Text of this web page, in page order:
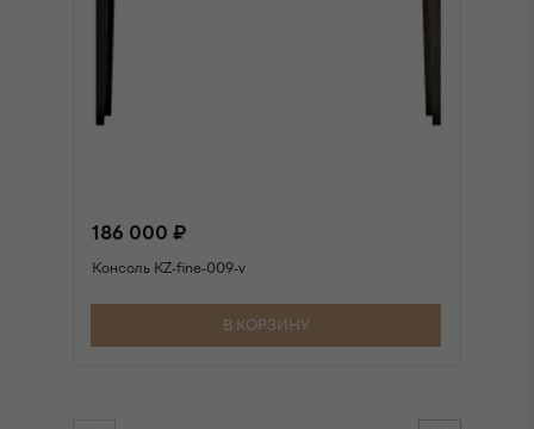
186 000 ₽
Консоль KZ-fine-009-v
В КОРЗИНУ